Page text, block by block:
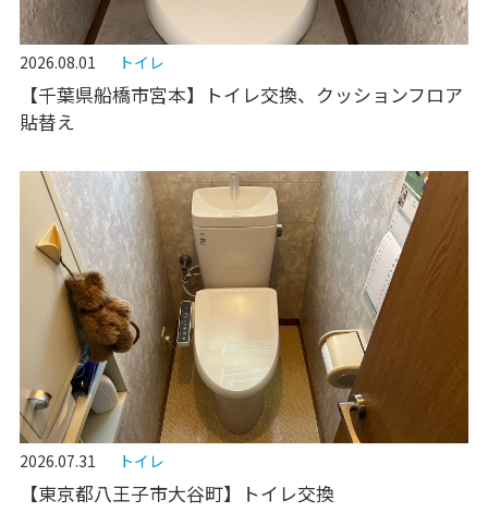
2026.08.01 トイレ
【千葉県船橋市宮本】トイレ交換、クッションフロア
貼替え
2026.07.31 トイレ
【東京都八王子市大谷町】トイレ交換